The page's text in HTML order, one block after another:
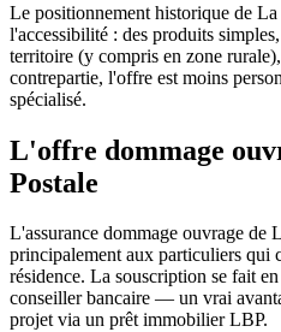
Le positionnement historique de La
l'accessibilité : des produits
territoire (y compris en zone
contrepartie, l'offre est moins
spécialisé.
L'offre dommage
Postale
L'assurance dommage ouvrage de
principalement aux particuliers qui
résidence. La souscription se fait
conseiller bancaire — un vrai
projet via un prêt immobilier LBP.